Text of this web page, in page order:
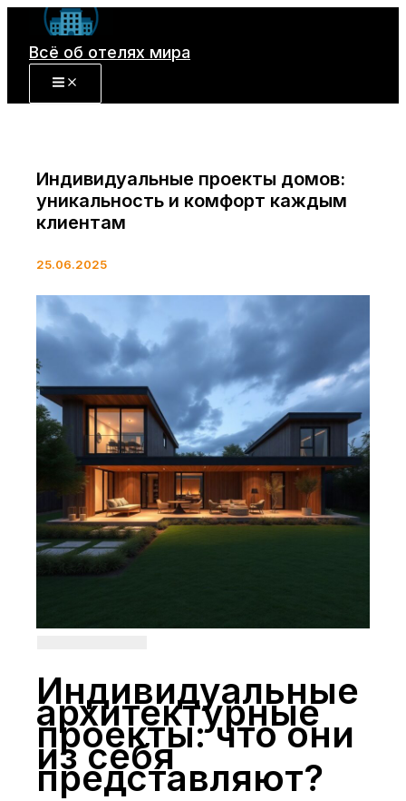
Перейти
содержимому
Всё об отелях мира
Индивидуальные проекты домов:
уникальность и комфорт каждым
клиентам
25.06.2025
Индивидуальные
архитектурные
проекты: что они
из себя
представляют?